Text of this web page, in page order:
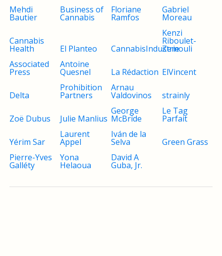
Mehdi
Bautier
Business of
Cannabis
Floriane
Ramfos
Gabriel
Moreau
Cannabis
Health El Planteo CannabisIndustrie
Kenzi
Riboulet-
Zemouli
Associated
Press
Antoine
Quesnel La Rédaction ElVincent
Delta
Prohibition
Partners
Arnau
Valdovinos strainly
Zoë Dubus Julie Manlius
George
McBride
Le Tag
Parfait
Yérim Sar
Laurent
Appel
Iván de la
Selva
Green Grass
Pierre-Yves
Galléty
Yona
Helaoua
David A
Guba, Jr.